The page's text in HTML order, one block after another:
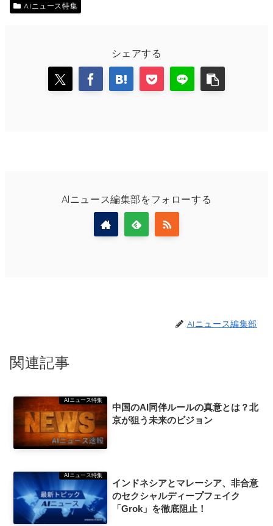
AIニュース特集
シェアする
AIニュース編集部をフォローする
AIニュース編集部
関連記事
AIニュース特集
中国のAI同伴ルールの真意とは？北
京が狙う未来のビジョン
AIニュース特集
インドネシアとマレーシア、非合意
のセクシャルディープフェイク
「Grok」を徹底阻止！